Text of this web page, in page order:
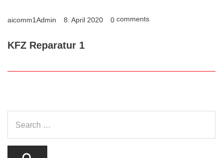
aicomm1Admin 8. April 2020 0 comments
KFZ Reparatur 1